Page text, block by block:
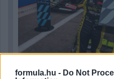
formula.hu - Do Not